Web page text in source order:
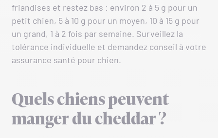
friandises et restez bas : environ 2 à 5 g pour un
petit chien, 5 à 10 g pour un moyen, 10 à 15 g pour
un grand, 1 à 2 fois par semaine. Surveillez la
tolérance individuelle et demandez conseil à votre
assurance santé pour chien.
Quels chiens peuvent
manger du cheddar ?